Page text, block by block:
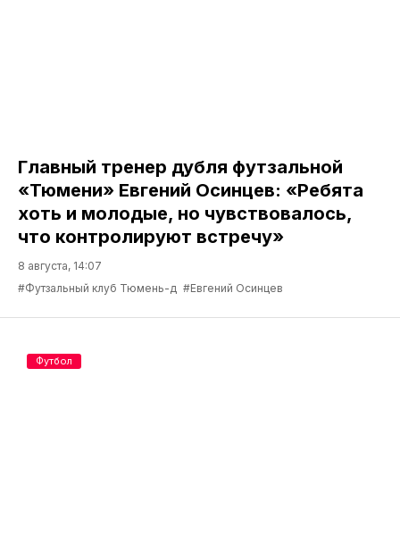
Главный тренер дубля футзальной
«Тюмени» Евгений Осинцев: «Ребята
хоть и молодые, но чувствовалось,
что контролируют встречу»
8 августа, 14:07
#Футзальный клуб Тюмень-д #Евгений Осинцев
Футбол